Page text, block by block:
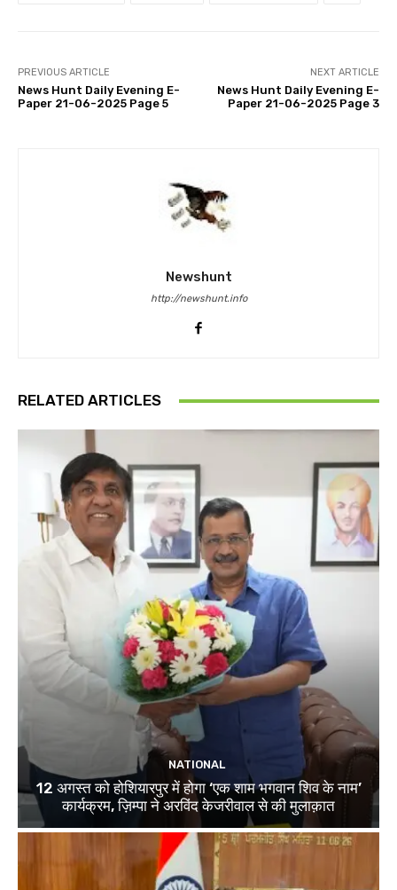
PREVIOUS ARTICLE
News Hunt Daily Evening E-
Paper 21-06-2025 Page 5
NEXT ARTICLE
News Hunt Daily Evening E-
Paper 21-06-2025 Page 3
Newshunt
http://newshunt.info
RELATED ARTICLES
NATIONAL
12 अगस्त को होशियारपुर में होगा ‘एक शाम भगवान शिव के नाम’
कार्यक्रम, ज़िम्पा ने अरविंद केजरीवाल से की मुलाक़ात